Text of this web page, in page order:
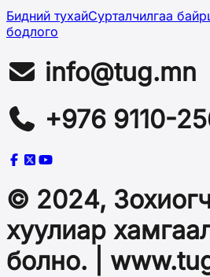
Бидний тухайСурталчилгаа
бодлого
info@tug.mn
+976 9110-
© 2024,
хуулиар
болно. |